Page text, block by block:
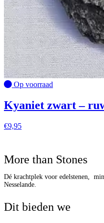
Op voorraad
Kyaniet zwart –
€9,95
More than Stones
Dé krachtplek voor edelstenen,
Nesselande.
Dit bieden we